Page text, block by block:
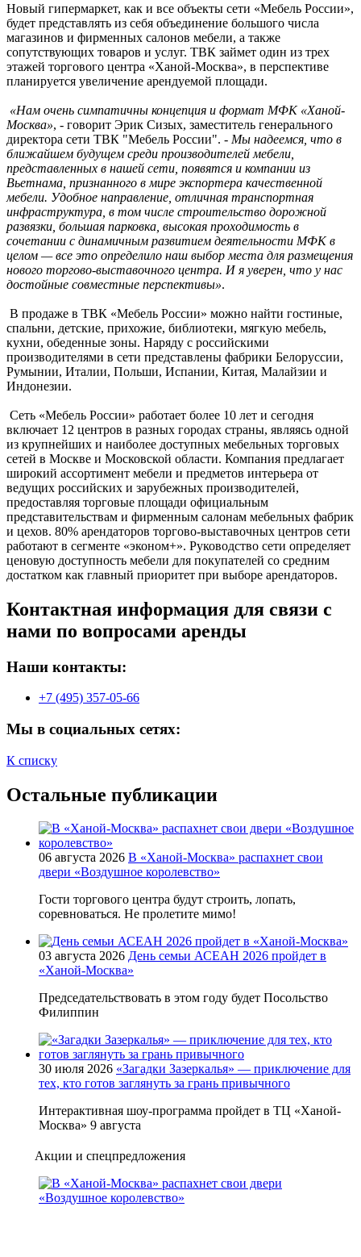
Новый гипермаркет, как и все объекты сети «Мебель России»,
будет представлять из себя объединение большого числа
магазинов и фирменных салонов мебели, а также
сопутствующих товаров и услуг. ТВК займет один из трех
этажей торгового центра «Ханой-Москва», в перспективе
планируется увеличение арендуемой площади.
«Нам очень симпатичны концепция и формат МФК «Ханой-
Москва», - говорит Эрик Сизых, заместитель генерального
директора сети ТВК "Мебель России". - Мы надеемся, что в
ближайшем будущем среди производителей мебели,
представленных в нашей сети, появятся и компании из
Вьетнама, признанного в мире экспортера качественной
мебели. Удобное направление, отличная транспортная
инфраструктура, в том числе строительство дорожной
развязки, большая парковка, высокая проходимость в
сочетании с динамичным развитием деятельности МФК в
целом — все это определило наш выбор места для размещения
нового торгово-выставочного центра. И я уверен, что у нас
достойные совместные перспективы».
В продаже в ТВК «Мебель России» можно найти гостиные,
спальни, детские, прихожие, библиотеки, мягкую мебель,
кухни, обеденные зоны. Наряду с российскими
производителями в сети представлены фабрики Белоруссии,
Румынии, Италии, Польши, Испании, Китая, Малайзии и
Индонезии.
Сеть «Мебель России» работает более 10 лет и сегодня
включает 12 центров в разных городах страны, являясь одной
из крупнейших и наиболее доступных мебельных торговых
сетей в Москве и Московской области. Компания предлагает
широкий ассортимент мебели и предметов интерьера от
ведущих российских и зарубежных производителей,
предоставляя торговые площади официальным
представительствам и фирменным салонам мебельных фабрик
и цехов. 80% арендаторов торгово-выставочных центров сети
работают в сегменте «эконом+». Руководство сети определяет
ценовую доступность мебели для покупателей со средним
достатком как главный приоритет при выборе арендаторов.
Контактная информация для связи с
нами по вопросами аренды
Наши контакты:
+7 (495) 357-05-66
Мы в социальных сетях:
К списку
Остальные публикации
06 августа 2026 В «Ханой-Москва» распахнет свои
двери «Воздушное королевство»
Гости торгового центра будут строить, лопать,
соревноваться. Не пролетите мимо!
03 августа 2026 День семьи АСЕАН 2026 пройдет в
«Ханой-Москва»
Председательствовать в этом году будет Посольство
Филиппин
30 июля 2026 «Загадки Зазеркалья» — приключение для
тех, кто готов заглянуть за грань привычного
Интерактивная шоу-программа пройдет в ТЦ «Ханой-
Москва» 9 августа
Акции и спецпредложения